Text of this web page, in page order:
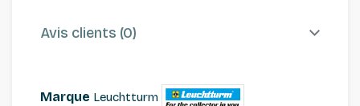
Avis clients (0)
Marque Leuchtturm